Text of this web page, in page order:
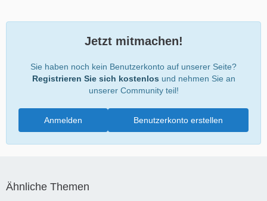
Jetzt mitmachen!
Sie haben noch kein Benutzerkonto auf unserer Seite?
Registrieren Sie sich kostenlos und nehmen Sie an
unserer Community teil!
Benutzerkonto erstellen
Anmelden
Ähnliche Themen